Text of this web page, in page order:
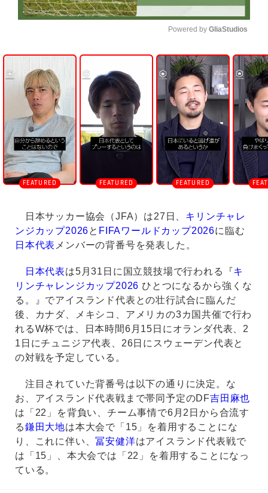
U
n
m
u
t
e
Powered by GliaStudios
日本サッカー協会（JFA）は27日、 キリンチャレ
ンジカップ2026と FIFAワールドカップ2026に臨む
日本代表 メンバーの背番号を発表した。
日本代表は5月31日に国立競技場で行われる『キ
リンチャレンジカップ2026 ひとつになるから強くな
る。』でアイスランド代表との壮行試合に臨んだ
後、カナダ、メキシコ、アメリカの3カ国共催で行わ
れるW杯では、日本時間6月15日にオランダ代表、2
1日にチュニジア代表、26日にスウェーデン代表と
の対戦を予定している。
注目されていた背番号は以下の通りに決定。な
お、アイスランド代表戦まで帯同予定のDF吉田麻也
は「22」を背負い、チーム事情で6月2日から合流す
る鎌田大地は本大会で「15」を着用することにな
り、これに伴い、冨安健洋はアイスランド代表戦で
は「15」、本大会では「22」を着用することになっ
ている。